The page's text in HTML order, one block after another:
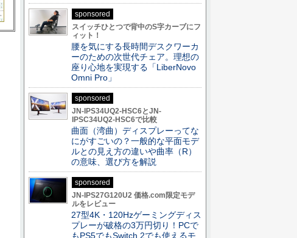
sponsored
スイッチひとつで背中のS字カーブにフ
ィット！
腰を気にする長時間デスクワーカ
ーのための次世代チェア。理想の
座り心地を実現する「LiberNovo
Omni Pro」
sponsored
JN-IPS34UQ2-HSC6とJN-
IPSC34UQ2-HSC6で比較
曲面（湾曲）ディスプレーってな
にがすごいの？一般的な平面モデ
ルとの見え方の違いや曲率（R）
の意味、選び方を解説
sponsored
JN-IPS27G120U2 価格.com限定モデ
ルをレビュー
27型4K・120Hzゲーミングディス
プレーが破格の3万円切り！PCで
もPS5でもSwitch 2でも使えるモ